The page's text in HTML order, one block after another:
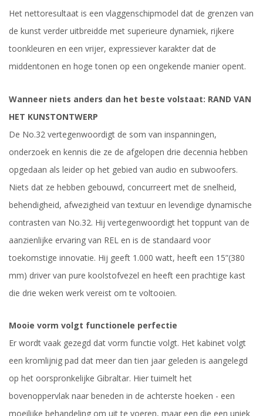
Het nettoresultaat is een vlaggenschipmodel dat de grenzen van
de kunst verder uitbreidde met superieure dynamiek, rijkere
toonkleuren en een vrijer, expressiever karakter dat de
middentonen en hoge tonen op een ongekende manier opent.
Wanneer niets anders dan het beste volstaat: RAND VAN
HET KUNSTONTWERP
De No.32 vertegenwoordigt de som van inspanningen,
onderzoek en kennis die ze de afgelopen drie decennia hebben
opgedaan als leider op het gebied van audio en subwoofers.
Niets dat ze hebben gebouwd, concurreert met de snelheid,
behendigheid, afwezigheid van textuur en levendige dynamische
contrasten van No.32. Hij vertegenwoordigt het toppunt van de
aanzienlijke ervaring van REL en is de standaard voor
toekomstige innovatie. Hij geeft 1.000 watt, heeft een 15”(380
mm) driver van pure koolstofvezel en heeft een prachtige kast
die drie weken werk vereist om te voltooien.
Mooie vorm volgt functionele perfectie
Er wordt vaak gezegd dat vorm functie volgt. Het kabinet volgt
een kromlijnig pad dat meer dan tien jaar geleden is aangelegd
op het oorspronkelijke Gibraltar. Hier tuimelt het
bovenoppervlak naar beneden in de achterste hoeken - een
moeilijke behandeling om uit te voeren, maar een die een uniek